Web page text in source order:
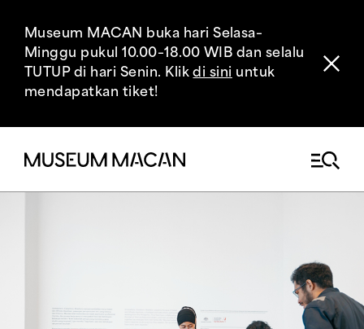
Museum MACAN buka hari Selasa–
Minggu pukul 10.00–18.00 WIB dan selalu
TUTUP di hari Senin. Klikdi sini untuk
mendapatkan tiket!